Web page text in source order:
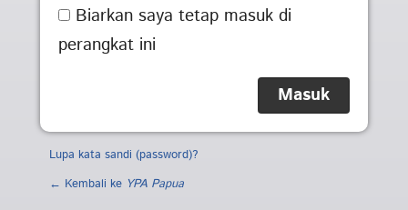
Biarkan saya tetap masuk di
perangkat ini
Lupa kata sandi (password)?
← Kembali ke YPA Papua